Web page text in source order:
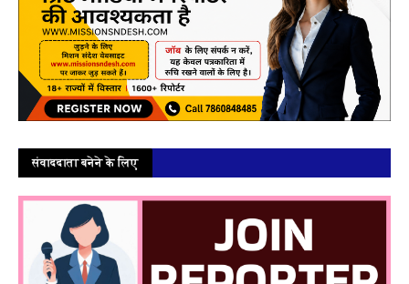
संवाददाता बनेने के लिए